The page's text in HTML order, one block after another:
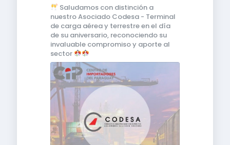
Saludamos con distinción a
nuestro Asociado Codesa - Terminal
de carga aérea y terrestre en el día
de su aniversario, reconociendo su
invaluable compromiso y aporte al
sector